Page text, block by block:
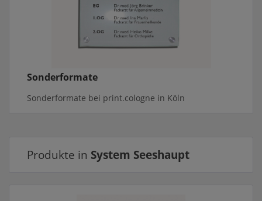
Sonderformate
Sonderformate bei print.cologne in Köln
Produkte in System Seeshaupt